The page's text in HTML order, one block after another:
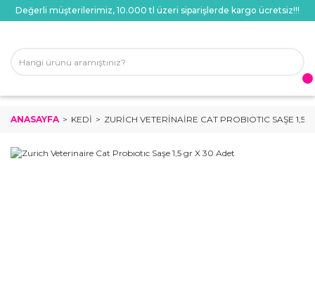
Değerli müşterilerimiz, 10.000 tl üzeri siparişlerde kargo ücretsiz!!!
ANASAYFA KEDI ZURICH VETERINAIRE CAT PROBIOTIC SAŞE 1,5